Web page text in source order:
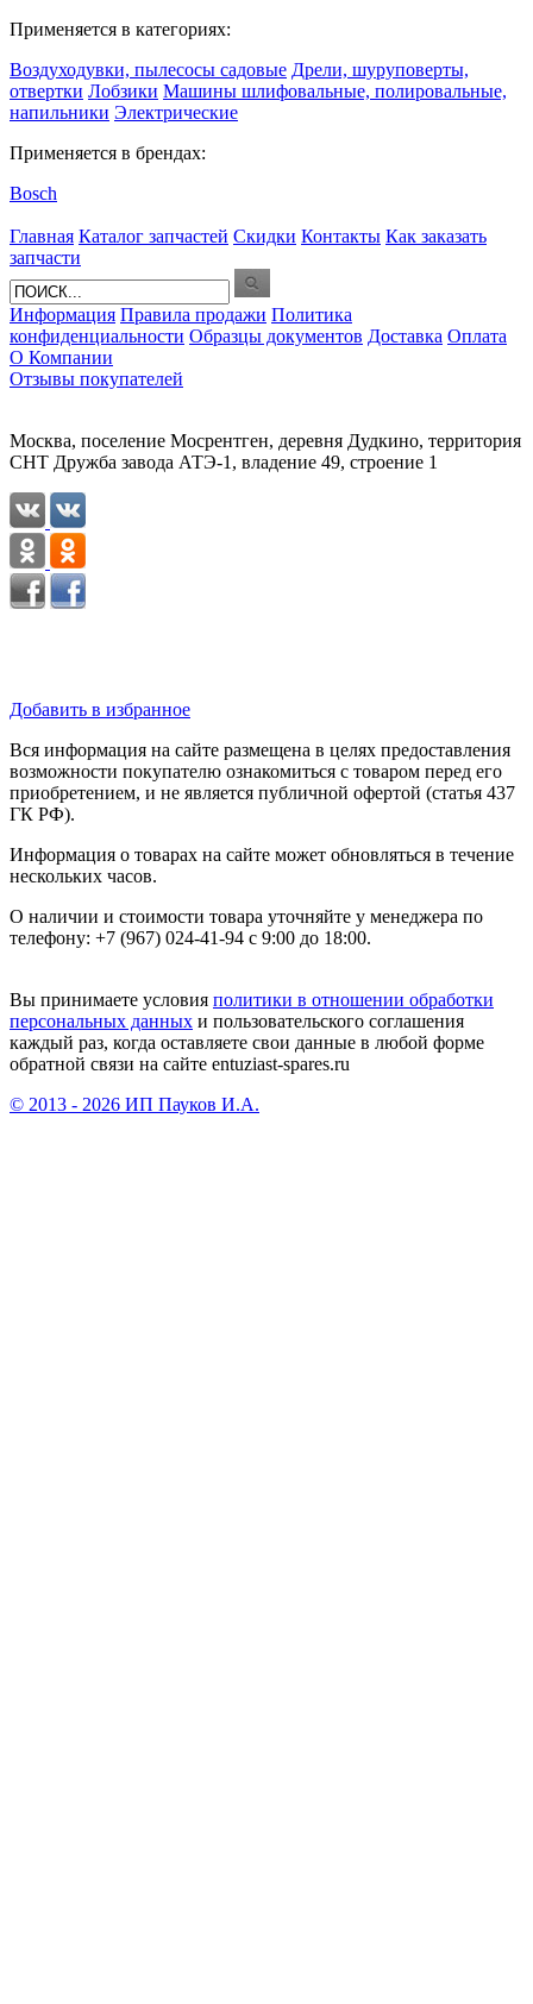
Применяется в категориях:
Воздуходувки, пылесосы садовые Дрели, шуруповерты,
отвертки Лобзики Машины шлифовальные, полировальные,
напильники Электрические
Применяется в брендах:
Bosch
Главная Каталог запчастей Скидки Контакты Как заказать
запчасти
Информация Правила продажи Политика
конфиденциальности Образцы документов Доставка Оплата
О Компании
Отзывы покупателей
Москва, поселение Мосрентген, деревня Дудкино, территория
СНТ Дружба завода АТЭ-1, владение 49, строение 1
Добавить в избранное
Вся информация на сайте размещена в целях предоставления
возможности покупателю ознакомиться с товаром перед его
приобретением, и не является публичной офертой (статья 437
ГК РФ).
Информация о товарах на сайте может обновляться в течение
нескольких часов.
О наличии и стоимости товара уточняйте у менеджера по
телефону: +7 (967) 024-41-94 с 9:00 до 18:00.
Вы принимаете условия политики в отношении обработки
персональных данных и пользовательского соглашения
каждый раз, когда оставляете свои данные в любой форме
обратной связи на сайте entuziast-spares.ru
© 2013 - 2026 ИП Пауков И.А.